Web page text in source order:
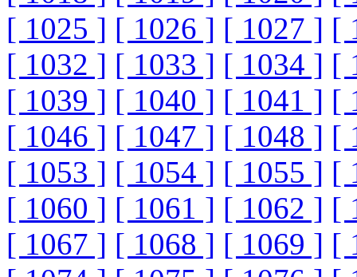
[ 1025 ] [ 1026 ] [ 1027 ] [
[ 1032 ] [ 1033 ] [ 1034 ] [
[ 1039 ] [ 1040 ] [ 1041 ] [
[ 1046 ] [ 1047 ] [ 1048 ] [
[ 1053 ] [ 1054 ] [ 1055 ] [
[ 1060 ] [ 1061 ] [ 1062 ] [
[ 1067 ] [ 1068 ] [ 1069 ] [